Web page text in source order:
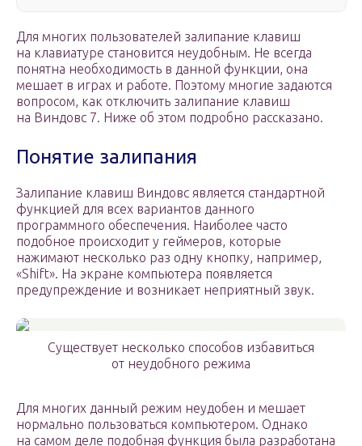
Для многих пользователей залипание клавиш
на клавиатуре становится неудобным. Не всегда
понятна необходимость в данной функции, она
мешает в играх и работе. Поэтому многие задаются
вопросом, как отключить залипание клавиш
на Виндовс 7. Ниже об этом подробно рассказано.
Понятие залипания
Залипание клавиш Виндовс является стандартной
функцией для всех вариантов данного
программного обеспечения. Наиболее часто
подобное происходит у геймеров, которые
нажимают несколько раз одну кнопку, например,
«Shift». На экране компьютера появляется
предупреждение и возникает неприятный звук.
Существует несколько способов избавиться
от неудобного режима
Для многих данный режим неудобен и мешает
нормально пользоваться компьютером. Однако
на самом деле подобная функция была разработана